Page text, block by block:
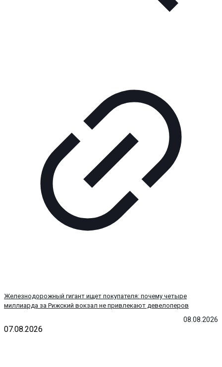
08.08.2026
Железнодорожный гигант ищет покупателя: почему четыре
миллиарда за Рижский вокзал не привлекают девелоперов
07.08.2026